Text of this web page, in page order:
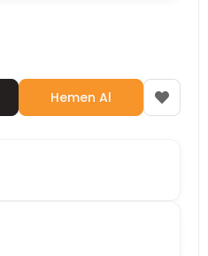
Hemen Al